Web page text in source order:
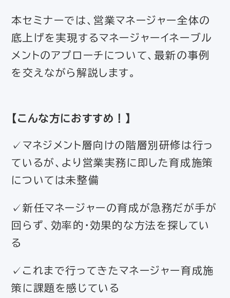
本セミナーでは、営業マネージャー全体の
底上げを実現するマネージャーイネーブル
メントのアプローチについて、最新の事例
を交えながら解説します。
【 こんな方におすすめ！ 】
✓マネジメント層向けの階層別研修は行っ
ているが、より営業実務に即した育成施策
については未整備
✓新任マネージャーの育成が急務だが手が
回らず、効率的・効果的な方法を探してい
る
✓これまで行ってきたマネージャー育成施
策に課題を感じている